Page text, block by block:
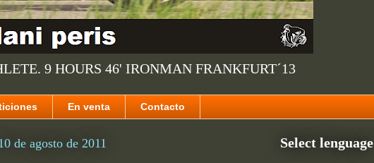
9 HOURS 46' IRONMAN FRANKFURT´13
En venta Contacto
de agosto de 2011 Select lenguage